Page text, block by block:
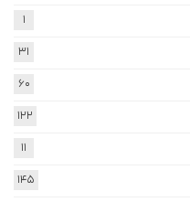
1
31
60
122
11
145